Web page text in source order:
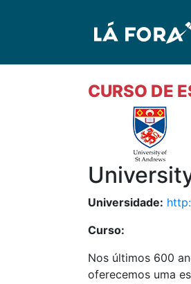
CURSO DE
Universidade:
Curso:
Nos últimos 600
oferecemos uma